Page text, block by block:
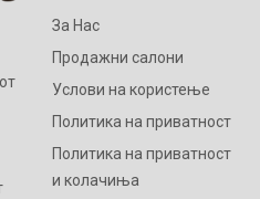
За Нас
Продажни салони
Услови на користење
Политика на приватност
Политика на приватност
и колачиња